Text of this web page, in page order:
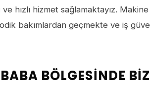
hızlı hizmet sağlamaktayız.
bakımlardan geçmekte ve iş
BÖLGESINDE